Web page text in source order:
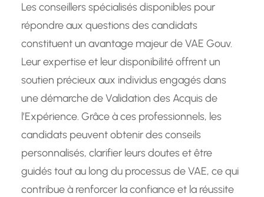
Les conseillers spécialisés disponibles pour
répondre aux questions des candidats
constituent un avantage majeur de VAE Gouv.
Leur expertise et leur disponibilité offrent un
soutien précieux aux individus engagés dans
une démarche de Validation des Acquis de
l’Expérience. Grâce à ces professionnels, les
candidats peuvent obtenir des conseils
personnalisés, clarifier leurs doutes et être
guidés tout au long du processus de VAE, ce qui
contribue à renforcer la confiance et la réussite